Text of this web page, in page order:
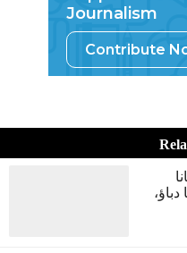
Journalism
Contribute